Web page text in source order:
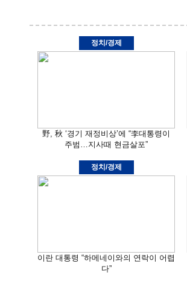
정치/경제
野, 秋 ‘경기 재정비상’에 “李대통령이
주범…지사때 현금살포”
정치/경제
이란 대통령 “하메네이와의 연락이 어렵
다”